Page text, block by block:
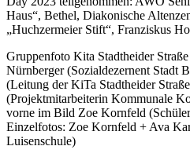
Haus“, Bethel, Diakonische
„Huchzermeier Stift“, Franziskus
Gruppenfoto Kita Stadtheider
Nürnberger (Sozialdezernent Stadt
(Leitung der KiTa Stadtheider
(Projektmitarbeiterin Kommunale
vorne im Bild Zoe Kornfeld
Einzelfotos: Zoe Kornfeld + Ava
Luisenschule)